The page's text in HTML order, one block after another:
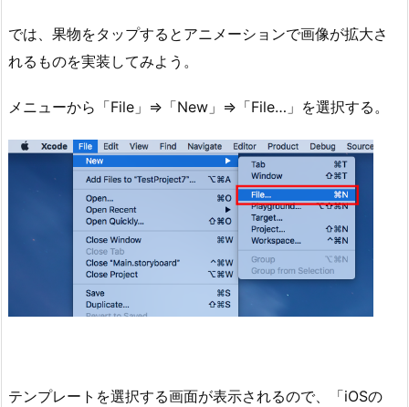
では、果物をタップするとアニメーションで画像が拡大さ
れるものを実装してみよう。
メニューから「File」⇒「New」⇒「File…」を選択する。
テンプレートを選択する画面が表示されるので、「iOSの